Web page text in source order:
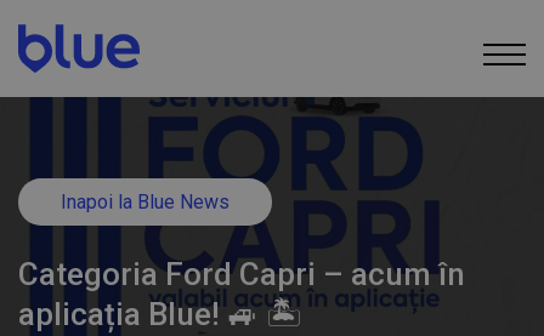
Inapoi la Blue News
Categoria Ford Capri – acum în
aplicația Blue! 🚙 🏝️